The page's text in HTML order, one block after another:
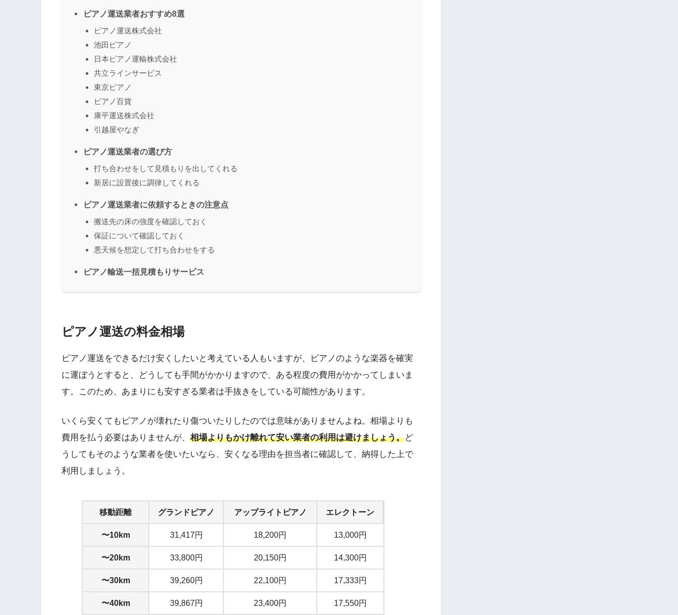
ピアノ運送業者おすすめ8選
ピアノ運送株式会社
池田ピアノ
日本ピアノ運輸株式会社
共立ラインサービス
東京ピアノ
ピアノ百貨
康平運送株式会社
引越屋やなぎ
ピアノ運送業者の選び方
打ち合わせをして見積もりを出してくれる
新居に設置後に調律してくれる
ピアノ運送業者に依頼するときの注意点
搬送先の床の強度を確認しておく
保証について確認しておく
悪天候を想定して打ち合わせをする
ピアノ輸送一括見積もりサービス
ピアノ運送の料金相場
ピアノ運送をできるだけ安くしたいと考えている人もいますが、ピアノのような楽器を確実
に運ぼうとすると、どうしても手間がかかりますので、ある程度の費用がかかってしまいま
す。このため、あまりにも安すぎる業者は手抜きをしている可能性があります。
いくら安くてもピアノが壊れたり傷ついたりしたのでは意味がありませんよね。相場よりも
費用を払う必要はありませんが、 相場よりもかけ離れて安い業者の利用は避けましょう。ど
うしてもそのような業者を使いたいなら、安くなる理由を担当者に確認して、納得した上で
利用しましょう。
移動距離 グランドピアノ アップライトピアノ エレクトーン
〜10km 31,417円 18,200円 13,000円
〜20km 33,800円 20,150円 14,300円
〜30km 39,260円 22,100円 17,333円
〜40km 39,867円 23,400円 17,550円